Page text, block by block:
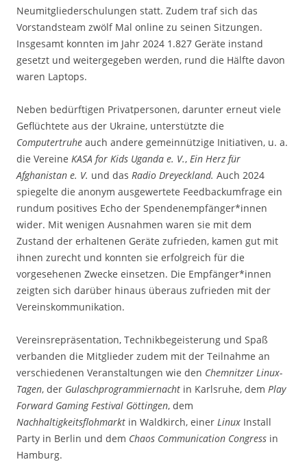
Neumitgliederschulungen statt. Zudem traf sich das
Vorstandsteam zwölf Mal online zu seinen Sitzungen.
Insgesamt konnten im Jahr 2024 1.827 Geräte instand
gesetzt und weitergegeben werden, rund die Hälfte davon
waren Laptops.
Neben bedürftigen Privatpersonen, darunter erneut viele
Geflüchtete aus der Ukraine, unterstützte die
Computertruhe auch andere gemeinnützige Initiativen, u. a.
die Vereine KASA for Kids Uganda e. V., Ein Herz für
Afghanistan e. V. und das Radio Dreyeckland. Auch 2024
spiegelte die anonym ausgewertete Feedbackumfrage ein
rundum positives Echo der Spendenempfänger*innen
wider. Mit wenigen Ausnahmen waren sie mit dem
Zustand der erhaltenen Geräte zufrieden, kamen gut mit
ihnen zurecht und konnten sie erfolgreich für die
vorgesehenen Zwecke einsetzen. Die Empfänger*innen
zeigten sich darüber hinaus überaus zufrieden mit der
Vereinskommunikation.
Vereinsrepräsentation, Technikbegeisterung und Spaß
verbanden die Mitglieder zudem mit der Teilnahme an
verschiedenen Veranstaltungen wie den Chemnitzer Linux-
Tagen, der Gulaschprogrammiernacht in Karlsruhe, dem Play
Forward Gaming Festival Göttingen, dem
Nachhaltigkeitsflohmarkt in Waldkirch, einer Linux Install
Party in Berlin und dem Chaos Communication Congress in
Hamburg.